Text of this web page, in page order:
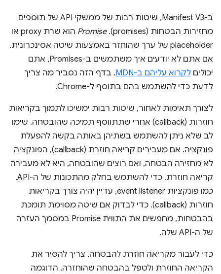
ב-Manifest V3, שיטות רבות של ממשקי API של תוספים
מחזירות הבטחות (promises).
Promise
הוא שרת proxy או
placeholder של ערך שהוחזר באמצעות שיטה אסינכרונית.
אם אתם לא יודעים איך משתמשים ב-Promises, אתם
יכולים לקרוא עליהם ב-MDN
. בדף הזה נסביר מה צריך
לדעת כדי להשתמש בהם בתוסף ל-Chrome.
לצורך תאימות לאחור, שיטות רבות ימשיכו לתמוך בקריאות
חוזרות (callback) אחרי שתתווסף תמיכה שהובטחה. שימו
לב שלא ניתן להשתמש בשתיהן באותה בקשה להפעלת
פונקציה. אם מעבירים קריאה חוזרת (callback), הפונקציה
לא מחזירה הבטחה, ואם רוצים שהובטחה, היא לא מעבירה
קריאה חוזרת. כדי להשתמש בחלק מהתכונות של ה-API,
כמו פונקציות event listener, עדיין יהיה צורך בקריאות
חוזרות (callback). כדי לבדוק אם שיטה מסוימת תומכת
בהבטחות, מחפשים את התווית Promise במסמך העזרה
של ה-API שלה.
כדי לעבור מקריאה חוזרת להבטחה, צריך להסיר את
הקריאה החוזרת ולטפל בהבטחה שהוחזרה. הדוגמה